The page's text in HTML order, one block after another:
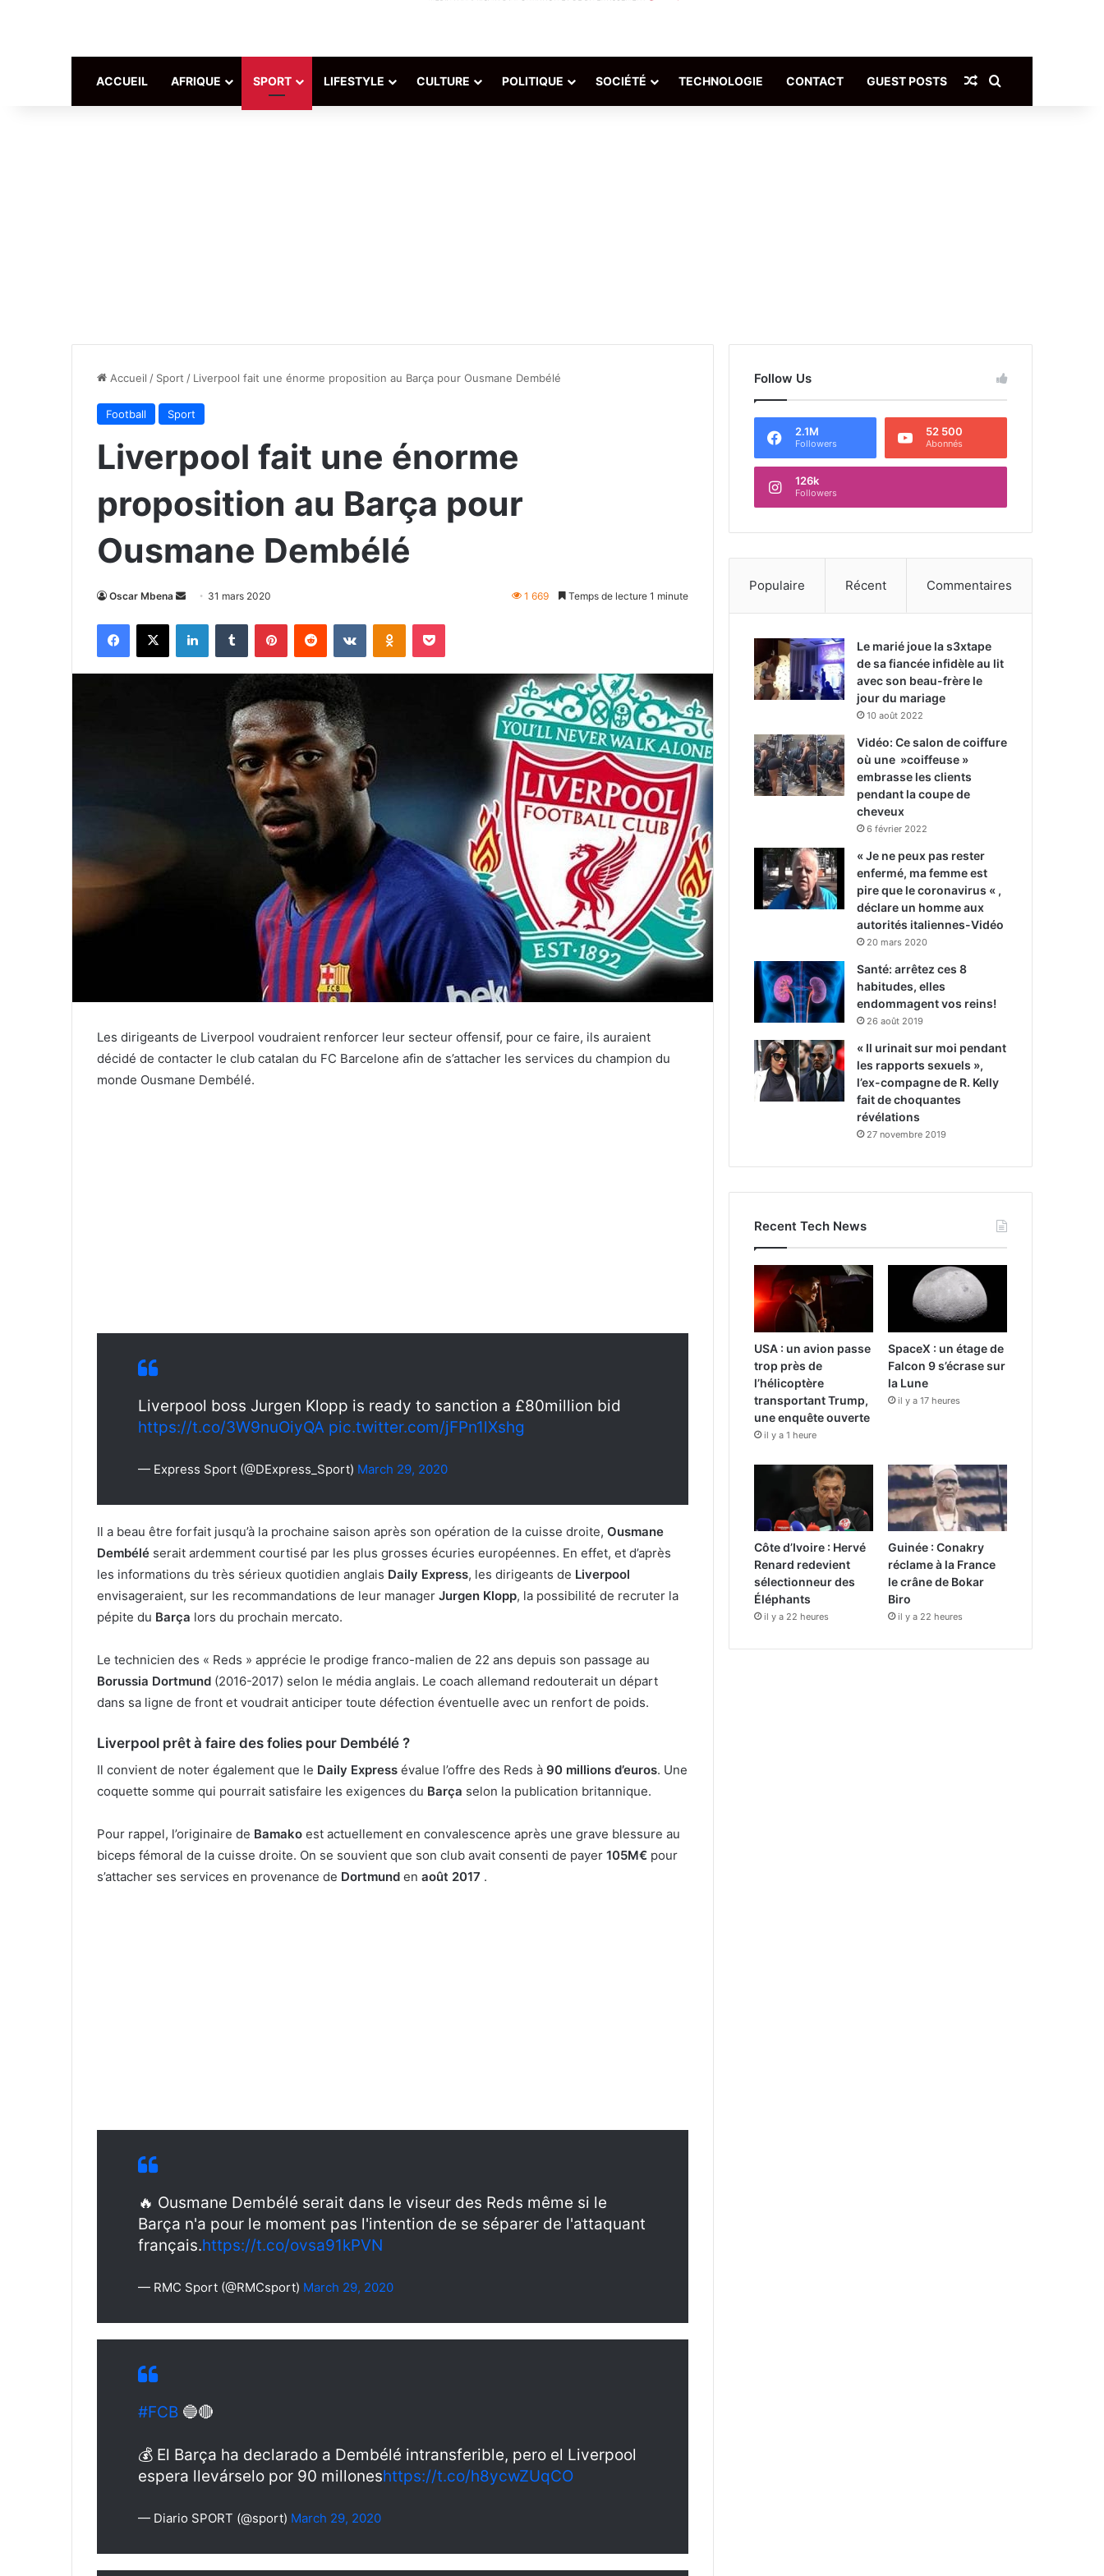
ACCUEIL AFRIQUE SPORT LIFESTYLE CULTURE POLITIQUE SOCIÉTÉ TECHNOLOGIE CONTACT GUEST POSTS Article Aléatoire
Accueil / Sport / Liverpool fait une énorme proposition au Barça pour Ousmane Dembélé
Football Sport
Liverpool fait une énorme
proposition au Barça pour
Ousmane Dembélé
Oscar Mbena
Envoyer
courriel
31 mars 2020 1 669 Temps de lecture 1 minute
Facebook
X LinkedinTumblr PinterestReddit VKontakteOdnoklassniki
Pocket
Les dirigeants de Liverpool voudraient renforcer leur secteur offensif, pour ce faire, ils auraient
décidé de contacter le club catalan du FC Barcelone afin de s’attacher les services du champion du
monde Ousmane Dembélé.
Liverpool boss Jurgen Klopp is ready to sanction a £80million bid
https://t.co/3W9nuOiyQA pic.twitter.com/jFPn1lXshg
— Express Sport (@DExpress_Sport) March 29, 2020
Il a beau être forfait jusqu’à la prochaine saison après son opération de la cuisse droite, Ousmane
Dembélé serait ardemment courtisé par les plus grosses écuries européennes. En effet, et d’après
les informations du très sérieux quotidien anglais Daily Express, les dirigeants de Liverpool
envisageraient, sur les recommandations de leur manager Jurgen Klopp, la possibilité de recruter la
pépite du Barça lors du prochain mercato.
Le technicien des « Reds » apprécie le prodige franco-malien de 22 ans depuis son passage au
Borussia Dortmund (2016-2017) selon le média anglais. Le coach allemand redouterait un départ
dans sa ligne de front et voudrait anticiper toute défection éventuelle avec un renfort de poids.
Liverpool prêt à faire des folies pour Dembélé ?
Il convient de noter également que le Daily Express évalue l’offre des Reds à 90 millions d’euros. Une
coquette somme qui pourrait satisfaire les exigences du Barça selon la publication britannique.
Pour rappel, l’originaire de Bamako est actuellement en convalescence après une grave blessure au
biceps fémoral de la cuisse droite. On se souvient que son club avait consenti de payer 105M€ pour
s’attacher ses services en provenance de Dortmund en août 2017 .
🔥 Ousmane Dembélé serait dans le viseur des Reds même si le
Barça n'a pour le moment pas l'intention de se séparer de l'attaquant
français.https://t.co/ovsa91kPVN
— RMC Sport (@RMCsport) March 29, 2020
#FCB 🔵🔴
💰 El Barça ha declarado a Dembélé intransferible, pero el Liverpool
espera llevárselo por 90 milloneshttps://t.co/h8ycwZUqCO
— Diario SPORT (@sport) March 29, 2020
Follow Us
2.1M
Followers
52 500
Abonnés
126k
Followers
Populaire Récent Commentaires
Le marié joue la s3xtape
de sa fiancée infidèle au lit
avec son beau-frère le
jour du mariage
10 août 2022
Vidéo: Ce salon de coiffure
où une »coiffeuse »
embrasse les clients
pendant la coupe de
cheveux
6 février 2022
« Je ne peux pas rester
enfermé, ma femme est
pire que le coronavirus « ,
déclare un homme aux
autorités italiennes-Vidéo
20 mars 2020
Santé: arrêtez ces 8
habitudes, elles
endommagent vos reins!
26 août 2019
« Il urinait sur moi pendant
les rapports sexuels »,
l’ex-compagne de R. Kelly
fait de choquantes
révélations
27 novembre 2019
Recent Tech News
USA : un avion passe
trop près de
l’hélicoptère
transportant Trump,
une enquête ouverte
il y a 1 heure
SpaceX : un étage de
Falcon 9 s’écrase sur
la Lune
il y a 17 heures
Côte d’Ivoire : Hervé
Renard redevient
sélectionneur des
Éléphants
il y a 22 heures
Guinée : Conakry
réclame à la France
le crâne de Bokar
Biro
il y a 22 heures